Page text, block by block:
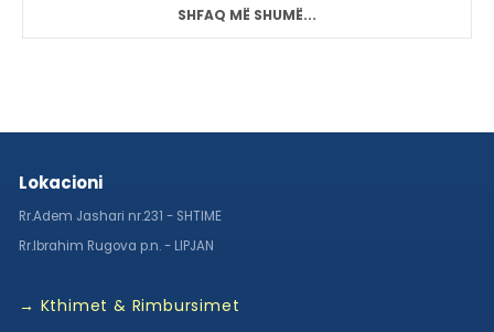
SHFAQ MË SHUMË...
Lokacioni
Rr.Adem Jashari nr.231 - SHTIME
Rr.Ibrahim Rugova p.n. - LIPJAN
→ Kthimet & Rimbursimet